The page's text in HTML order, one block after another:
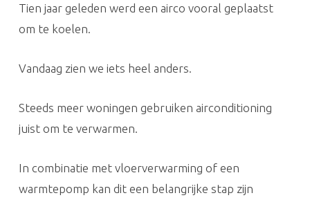
Tien jaar geleden werd een airco vooral geplaatst
om te koelen.
Vandaag zien we iets heel anders.
Steeds meer woningen gebruiken airconditioning
juist om te verwarmen.
In combinatie met vloerverwarming of een
warmtepomp kan dit een belangrijke stap zijn